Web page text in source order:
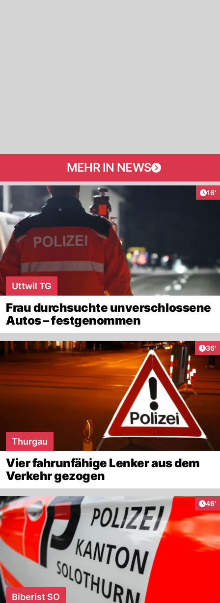
MEHR IN NEWS
16'
Uttwil TG
Frau durchsuchte unverschlossene
Autos – festgenommen
36'
Thurgau
Vier fahrunfähige Lenker aus dem
Verkehr gezogen
46'
Biberist SO